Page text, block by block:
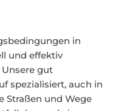
in
und effektiv
gut
spezialisiert, auch in
Straßen und Wege